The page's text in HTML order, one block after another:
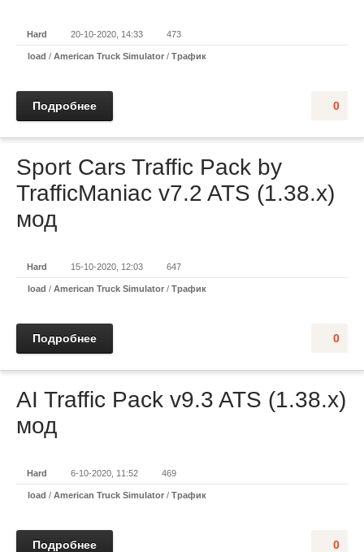
Hard 20-10-2020, 14:33 473
load / American Truck Simulator / Трафик
0
Подробнее
Sport Cars Traffic Pack by
TrafficManiac v7.2 ATS (1.38.x)
мод
Hard 15-10-2020, 12:03 647
load / American Truck Simulator / Трафик
0
Подробнее
AI Traffic Pack v9.3 ATS (1.38.x)
мод
Hard 6-10-2020, 11:52 469
load / American Truck Simulator / Трафик
0
Подробнее